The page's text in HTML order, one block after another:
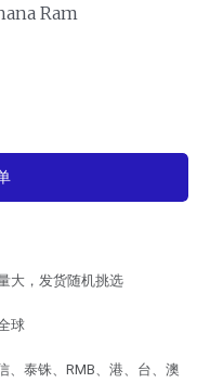
Ram
大，发货随机挑选
球
、泰铢、RMB、港、台、澳